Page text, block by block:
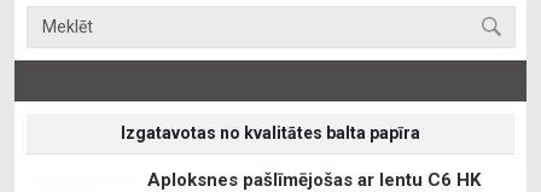
Izgatavotas no kvalitātes balta papīra
Aploksnes pašlīmējošas ar lentu C6 HK